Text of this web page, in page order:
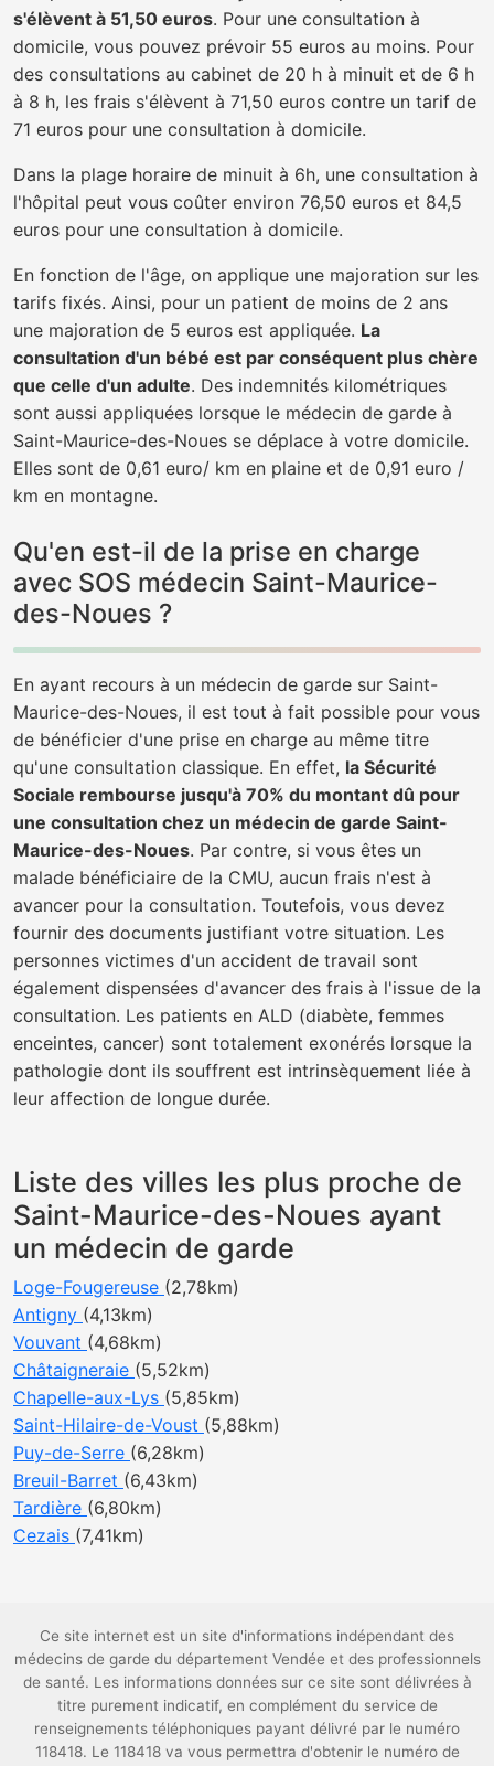
s'élèvent à 51,50 euros. Pour une consultation à
domicile, vous pouvez prévoir 55 euros au moins. Pour
des consultations au cabinet de 20 h à minuit et de 6 h
à 8 h, les frais s'élèvent à 71,50 euros contre un tarif de
71 euros pour une consultation à domicile.
Dans la plage horaire de minuit à 6h, une consultation à
l'hôpital peut vous coûter environ 76,50 euros et 84,5
euros pour une consultation à domicile.
En fonction de l'âge, on applique une majoration sur les
tarifs fixés. Ainsi, pour un patient de moins de 2 ans
une majoration de 5 euros est appliquée. La
consultation d'un bébé est par conséquent plus chère
que celle d'un adulte. Des indemnités kilométriques
sont aussi appliquées lorsque le médecin de garde à
Saint-Maurice-des-Noues se déplace à votre domicile.
Elles sont de 0,61 euro/ km en plaine et de 0,91 euro /
km en montagne.
Qu'en est-il de la prise en charge
avec SOS médecin Saint-Maurice-
des-Noues ?
En ayant recours à un médecin de garde sur Saint-
Maurice-des-Noues, il est tout à fait possible pour vous
de bénéficier d'une prise en charge au même titre
qu'une consultation classique. En effet, la Sécurité
Sociale rembourse jusqu'à 70% du montant dû pour
une consultation chez un médecin de garde Saint-
Maurice-des-Noues. Par contre, si vous êtes un
malade bénéficiaire de la CMU, aucun frais n'est à
avancer pour la consultation. Toutefois, vous devez
fournir des documents justifiant votre situation. Les
personnes victimes d'un accident de travail sont
également dispensées d'avancer des frais à l'issue de la
consultation. Les patients en ALD (diabète, femmes
enceintes, cancer) sont totalement exonérés lorsque la
pathologie dont ils souffrent est intrinsèquement liée à
leur affection de longue durée.
Liste des villes les plus proche de
Saint-Maurice-des-Noues ayant
un médecin de garde
Loge-Fougereuse (2,78km)
Antigny (4,13km)
Vouvant (4,68km)
Châtaigneraie (5,52km)
Chapelle-aux-Lys (5,85km)
Saint-Hilaire-de-Voust (5,88km)
Puy-de-Serre (6,28km)
Breuil-Barret (6,43km)
Tardière (6,80km)
Cezais (7,41km)
Ce site internet est un site d'informations indépendant des
médecins de garde du département Vendée et des professionnels
de santé. Les informations données sur ce site sont délivrées à
titre purement indicatif, en complément du service de
renseignements téléphoniques payant délivré par le numéro
118418. Le 118418 va vous permettra d'obtenir le numéro de